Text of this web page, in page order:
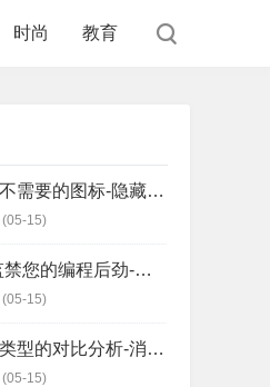
时尚 教育
轻松收起不需要的图标-隐藏任务栏图标 (轻松收起不需要的东西)
(05-15)
行代码-监禁您的编程后劲-把握这些正则表白式-少写1000 (监狱代码几位数)
(05-15)
四种主要类型的对比分析-消息队列选型指南 (四种主要类型信用证)
(05-15)